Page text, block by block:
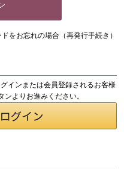
をお忘れの場合（再発行手続き）
インまたは会員登録されるお客様
よりお進みください。